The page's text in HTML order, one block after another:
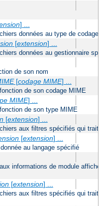
] ...
données au type de codage
[extension] ...
données au gestionnaire
de son nom
[codage MIME] ...
de son codage MIME
MIME] ...
de son type MIME
[extension] ...
aux filtres spécifiés qui
[extension] ...
au langage spécifié
informations de module
[extension] ...
aux filtres spécifiés qui